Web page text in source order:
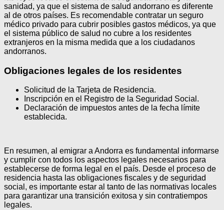
sanidad, ya que el sistema de salud andorrano es diferente
al de otros países. Es recomendable contratar un seguro
médico privado para cubrir posibles gastos médicos, ya que
el sistema público de salud no cubre a los residentes
extranjeros en la misma medida que a los ciudadanos
andorranos.
Obligaciones legales de los residentes
Solicitud de la Tarjeta de Residencia.
Inscripción en el Registro de la Seguridad Social.
Declaración de impuestos antes de la fecha límite
establecida.
En resumen, al emigrar a Andorra es fundamental informarse
y cumplir con todos los aspectos legales necesarios para
establecerse de forma legal en el país. Desde el proceso de
residencia hasta las obligaciones fiscales y de seguridad
social, es importante estar al tanto de las normativas locales
para garantizar una transición exitosa y sin contratiempos
legales.